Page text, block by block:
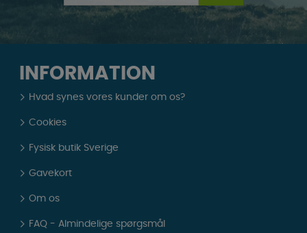
INFORMATION
Hvad synes vores kunder om os?
Cookies
Fysisk butik Sverige
Gavekort
Om os
FAQ - Almindelige spørgsmål